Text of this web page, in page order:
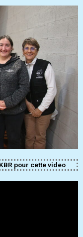
pour cette video